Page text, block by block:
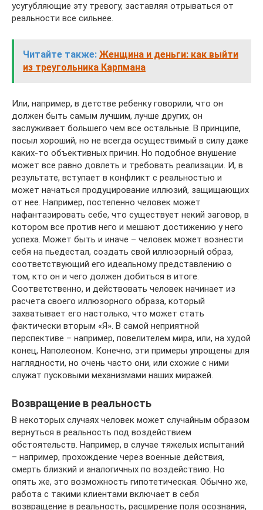
усугубляющие эту тревогу, заставляя отрываться от
реальности все сильнее.
Читайте также: Женщина и деньги: как выйти
из треугольника Карпмана
Или, например, в детстве ребенку говорили, что он
должен быть самым лучшим, лучше других, он
заслуживает большего чем все остальные. В принципе,
посыл хороший, но не всегда осуществимый в силу даже
каких-то объективных причин. Но подобное внушение
может все равно довлеть и требовать реализации. И, в
результате, вступает в конфликт с реальностью и
может начаться продуцирование иллюзий, защищающих
от нее. Например, постепенно человек может
нафантазировать себе, что существует некий заговор, в
котором все против него и мешают достижению у него
успеха. Может быть и иначе – человек может вознести
себя на пьедестал, создать свой иллюзорный образ,
соответствующий его идеальному представлению о
том, кто он и чего должен добиться в итоге.
Соответственно, и действовать человек начинает из
расчета своего иллюзорного образа, который
захватывает его настолько, что может стать
фактически вторым «Я». В самой неприятной
перспективе – например, повелителем мира, или, на худой
конец, Наполеоном. Конечно, эти примеры упрощены для
наглядности, но очень часто они, или схожие с ними
служат пусковыми механизмами наших миражей.
Возвращение в реальность
В некоторых случаях человек может случайным образом
вернуться в реальность под воздействием
обстоятельств. Например, в случае тяжелых испытаний
– например, прохождение через военные действия,
смерть близкий и аналогичных по воздействию. Но
опять же, это возможность гипотетическая. Обычно же,
работа с такими клиентами включает в себя
возвращение в реальность, расширение поля осознания,